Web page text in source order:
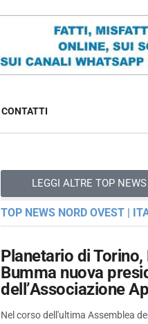
CONTATTI
LEGGI ALTRE TOP
TOP NEWS NORD OVEST |
Planetario di
Bumma nuova
dell’Associazione
Nel corso dell'ultima Assemblea